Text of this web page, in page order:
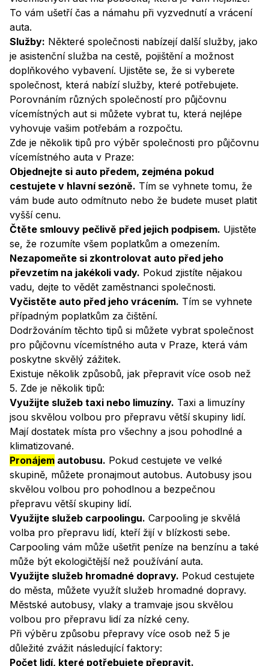
To vám ušetří čas a námahu při vyzvednutí a vrácení
auta.
Služby: Některé společnosti nabízejí další služby, jako
je asistenční služba na cestě, pojištění a možnost
doplňkového vybavení. Ujistěte se, že si vyberete
společnost, která nabízí služby, které potřebujete.
Porovnáním různých společností pro půjčovnu
vícemístných aut si můžete vybrat tu, která nejlépe
vyhovuje vašim potřebám a rozpočtu.
Zde je několik tipů pro výběr společnosti pro půjčovnu
vícemístného auta v Praze:
Objednejte si auto předem, zejména pokud
cestujete v hlavní sezóně. Tím se vyhnete tomu, že
vám bude auto odmítnuto nebo že budete muset platit
vyšší cenu.
Čtěte smlouvy pečlivě před jejich podpisem. Ujistěte
se, že rozumíte všem poplatkům a omezením.
Nezapomeňte si zkontrolovat auto před jeho
převzetím na jakékoli vady. Pokud zjistíte nějakou
vadu, dejte to vědět zaměstnanci společnosti.
Vyčistěte auto před jeho vrácením. Tím se vyhnete
případným poplatkům za čištění.
Dodržováním těchto tipů si můžete vybrat společnost
pro půjčovnu vícemístného auta v Praze, která vám
poskytne skvělý zážitek.
Existuje několik způsobů, jak přepravit více osob než
5. Zde je několik tipů:
Využijte služeb taxi nebo limuzíny. Taxi a limuzíny
jsou skvělou volbou pro přepravu větší skupiny lidí.
Mají dostatek místa pro všechny a jsou pohodlné a
klimatizované.
Pronájem autobusu. Pokud cestujete ve velké
skupině, můžete pronajmout autobus. Autobusy jsou
skvělou volbou pro pohodlnou a bezpečnou
přepravu větší skupiny lidí.
Využijte služeb carpoolingu. Carpooling je skvělá
volba pro přepravu lidí, kteří žijí v blízkosti sebe.
Carpooling vám může ušetřit peníze na benzínu a také
může být ekologičtější než používání auta.
Využijte služeb hromadné dopravy. Pokud cestujete
do města, můžete využít služeb hromadné dopravy.
Městské autobusy, vlaky a tramvaje jsou skvělou
volbou pro přepravu lidí za nízké ceny.
Při výběru způsobu přepravy více osob než 5 je
důležité zvážit následující faktory:
Počet lidí, které potřebujete přepravit.